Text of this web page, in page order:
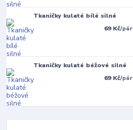
Tkaničky kulaté bílé silné
69 Kč/pár
Tkaničky kulaté béžové silné
69 Kč/pár